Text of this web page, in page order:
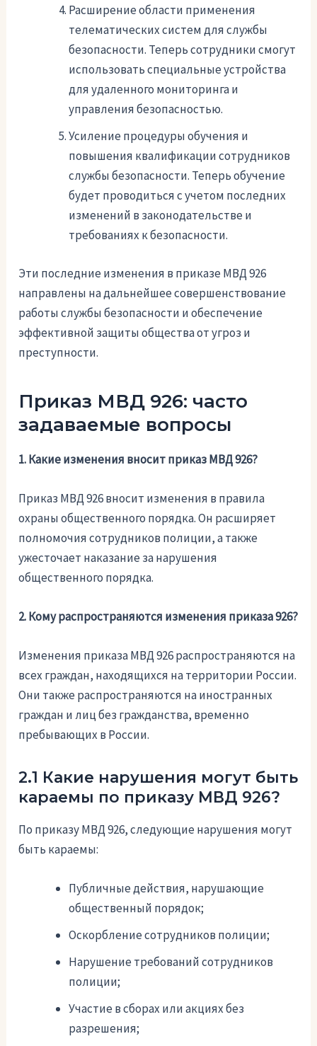
Расширение области применения
телематических систем для службы
безопасности. Теперь сотрудники смогут
использовать специальные устройства
для удаленного мониторинга и
управления безопасностью.
Усиление процедуры обучения и
повышения квалификации сотрудников
службы безопасности. Теперь обучение
будет проводиться с учетом последних
изменений в законодательстве и
требованиях к безопасности.
Эти последние изменения в приказе МВД 926
направлены на дальнейшее совершенствование
работы службы безопасности и обеспечение
эффективной защиты общества от угроз и
преступности.
Приказ МВД 926: часто
задаваемые вопросы
1. Какие изменения вносит приказ МВД 926?
Приказ МВД 926 вносит изменения в правила
охраны общественного порядка. Он расширяет
полномочия сотрудников полиции, а также
ужесточает наказание за нарушения
общественного порядка.
2. Кому распространяются изменения приказа 926?
Изменения приказа МВД 926 распространяются на
всех граждан, находящихся на территории России.
Они также распространяются на иностранных
граждан и лиц без гражданства, временно
пребывающих в России.
2.1 Какие нарушения могут быть
караемы по приказу МВД 926?
По приказу МВД 926, следующие нарушения могут
быть караемы:
Публичные действия, нарушающие
общественный порядок;
Оскорбление сотрудников полиции;
Нарушение требований сотрудников
полиции;
Участие в сборах или акциях без
разрешения;